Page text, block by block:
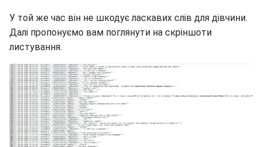
У той же час він не шкодує ласкавих слів для дівчини.
Далі пропонуємо вам поглянути на скріншоти
листування.